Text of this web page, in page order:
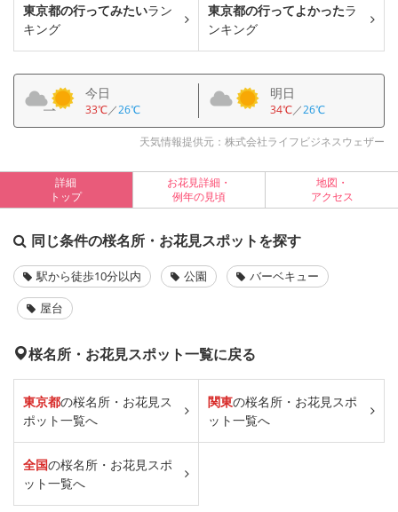
東京都の行ってみたいラン
キング
東京都の行ってよかったラ
ンキング
今日
33℃／26℃
明日
34℃／26℃
天気情報提供元：株式会社ライフビジネスウェザー
詳細
トップ
お花見詳細・
例年の見頃
地図・
アクセス
同じ条件の桜名所・お花見スポットを探す
駅から徒歩10分以内 公園
バーベキュー
屋台
桜名所・お花見スポット一覧に戻る
東京都の桜名所・お花見ス
ポット一覧へ
関東の桜名所・お花見スポ
ット一覧へ
全国の桜名所・お花見スポ
ット一覧へ